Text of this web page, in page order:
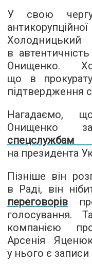
У свою чергу
в
Онищенко.
що в
підтвердження
Нагадаємо,
Онищенко
на президента
Пізніше він
в Раді, він
переговорів
голосування.
компанією
Арсенія
у нього є